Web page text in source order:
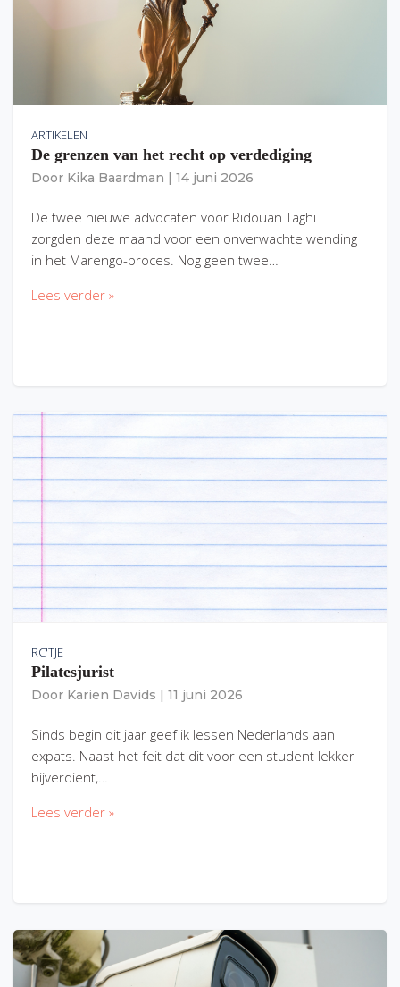
ARTIKELEN
De grenzen van het recht op verdediging
Door Kika Baardman 14 juni 2026
De twee nieuwe advocaten voor Ridouan Taghi
zorgden deze maand voor een onverwachte wending
in het Marengo-proces. Nog geen twee…
Lees verder »
RC'TJE
Pilatesjurist
Door Karien Davids 11 juni 2026
Sinds begin dit jaar geef ik lessen Nederlands aan
expats. Naast het feit dat dit voor een student lekker
bijverdient,…
Lees verder »